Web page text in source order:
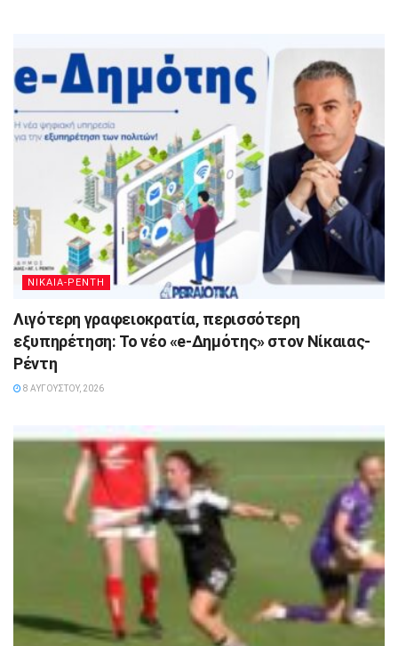
ΝΙΚΑΙΑ-ΡΕΝΤΗ
Λιγότερη γραφειοκρατία, περισσότερη
εξυπηρέτηση: Το νέο «e-Δημότης» στον Νίκαιας-
Ρέντη
8 ΑΥΓΟΎΣΤΟΥ, 2026